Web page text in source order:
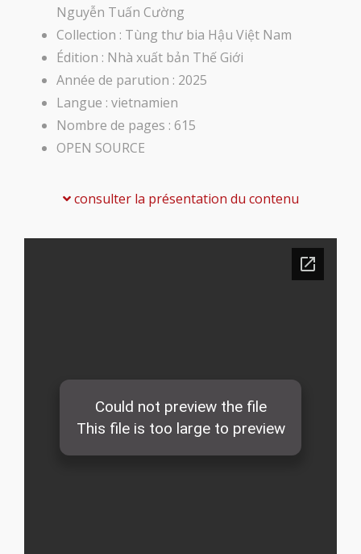
Nguyễn Tuấn Cường
Collection : Tùng thư bia Hậu Việt Nam
Édition : Nhà xuất bản Thế Giới
Année de parution : 2025
Langue : vietnamien
Nombre de pages : 615
OPEN SOURCE
consulter la présentation du contenu